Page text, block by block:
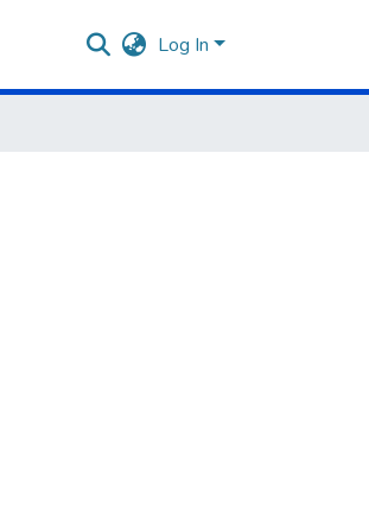
Log In